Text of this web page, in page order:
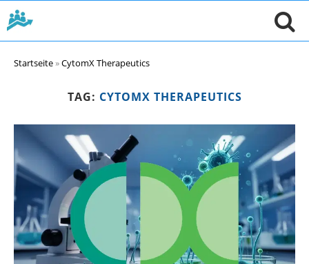
Startseite»CytomX Therapeutics
TAG: CYTOMX THERAPEUTICS